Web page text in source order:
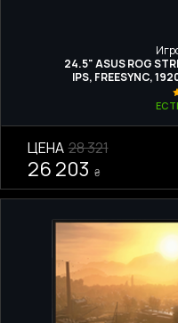
24.5" ASUS ROG
IPS, FREESYNC,
ЦЕНА 28 321
26 203 ₴